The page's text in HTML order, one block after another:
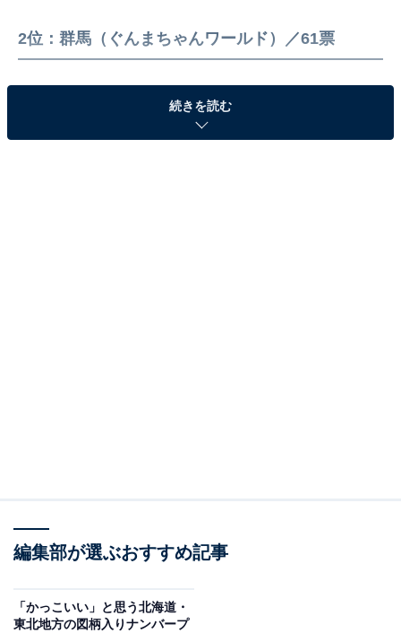
2位：群馬（ぐんまちゃんワールド）／61票
情や、プレート全体の色合い・配置が目を引き、幅広い
世代に好印象を与えているようです。
回答者からは「ぐんまちゃんが可愛らしい」（50代男性
続きを読む
編集部が選ぶおすすめ記事
「かっこいい」と思う北海道・
東北地方の図柄入りナンバープ